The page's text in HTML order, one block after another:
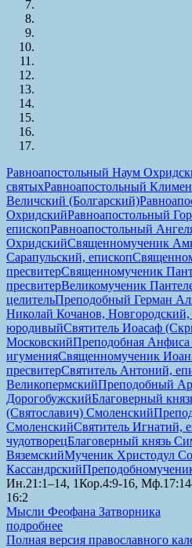
Равноапостольный Наум
святыхРавноапостольный
Величский (Болгарский)
ОхридскийРавноапостольный
епископРавноапостольный
ОхридскийСвященномученик
Сарапульский, епископ
пресвитерСвященномученик
пресвитерВеликомученик
целительПреподобный Герман
Николай Кочанов, Новгородский,
юродивыйСвятитель Иоасаф
МосковскийПреподобная
игуменияСвященномученик
пресвитерСвятитель Антоний,
ВеликопермскийПреподобный
ДорогобужскийБлаговерный
(Святославич) Смоленский
СмоленскийСвятитель Игнатий,
чудотворецБлаговерный князь
ВяземскийМученик Христодул
Кассандрский
Ин.21:1–14, 1Кор.4:9-16,
16:2
Мысли Феофана Затворника
подробнее
Полная версия православного